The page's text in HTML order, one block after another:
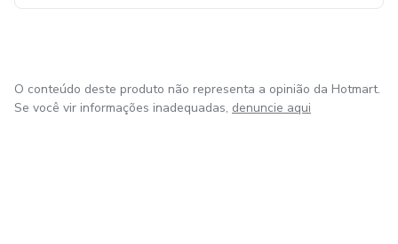
O conteúdo deste produto não representa a opinião da Hotmart.
Se você vir informações inadequadas, denuncie aqui